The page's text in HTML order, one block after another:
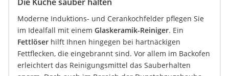
Moderne Induktions- und Cerankochfelder pflegen Sie
im Idealfall mit einem Glaskeramik-Reiniger. Ein
Fettlöser hilft Ihnen hingegen bei hartnäckigen
Fettflecken, die eingebrannt sind. Vor allem im Backofen
erleichtert das Reinigungsmittel das Sauberhalten